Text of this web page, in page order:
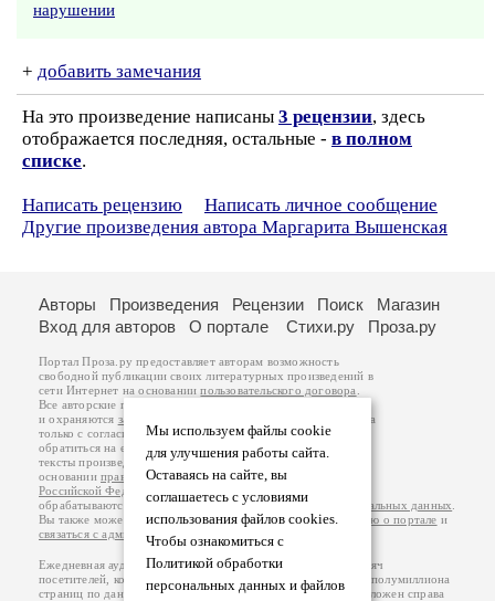
нарушении
+ добавить замечания
На это произведение написаны 3 рецензии, здесь
отображается последняя, остальные - в полном
списке.
Написать рецензию
Написать личное сообщение
Другие произведения автора Маргарита Вышенская
Мы используем файлы cookie
для улучшения работы сайта.
Оставаясь на сайте, вы
соглашаетесь с условиями
использования файлов cookies.
Чтобы ознакомиться с
Политикой обработки
персональных данных и файлов
Авторы Произведения Рецензии Поиск
Магазин
Вход для авторов
О портале Стихи.ру Проза.ру
Портал Проза.ру предоставляет авторам возможность
свободной публикации своих литературных произведений в
сети Интернет на основаниипользовательского договора
Все авторские права на произведения принадлежат авторам
и охраняются законом
. Перепечатка произведений возможна
только с согласия его автора, к которому вы можете
обратиться на его авторской странице. Ответственность за
тексты произведений авторы несут самостоятельно на
основанииправил публикацииизаконодательства
Российской Федерации
обрабатываются на основанииПолитики обработки персональных данных
Вы также можете посмотреть более подробнуюинформацию о портале и
связаться с администрацией
Ежедневная аудитория портала Проза.ру – порядка 100 тысяч
посетителей, которые в общей сумме просматривают более полумиллиона
страниц по данным счетчика посещаемости, который расположен справа